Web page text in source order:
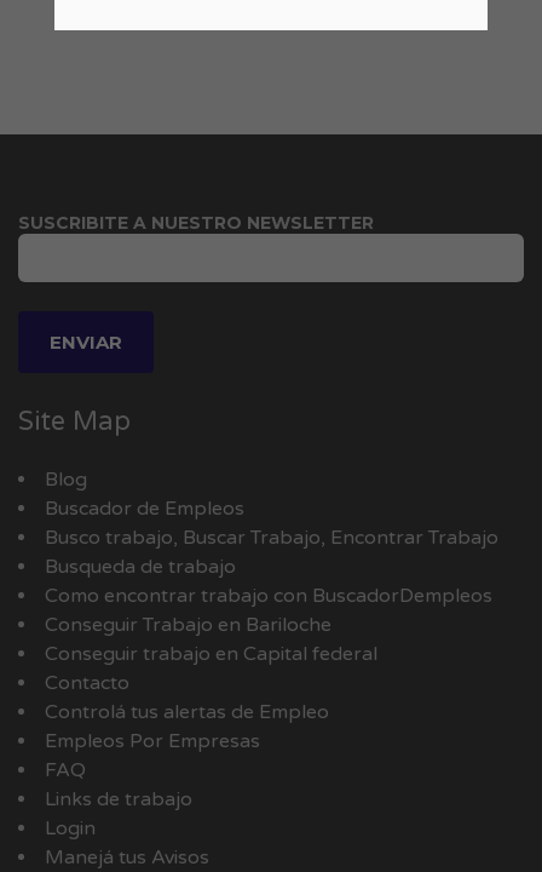
SUSCRIBITE A NUESTRO NEWSLETTER
Site Map
Blog
Buscador de Empleos
Busco trabajo, Buscar Trabajo, Encontrar Trabajo
Busqueda de trabajo
Como encontrar trabajo con BuscadorDempleos
Conseguir Trabajo en Bariloche
Conseguir trabajo en Capital federal
Contacto
Controlá tus alertas de Empleo
Empleos Por Empresas
FAQ
Links de trabajo
Login
Manejá tus Avisos